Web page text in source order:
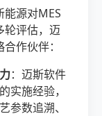
源对MES
轮评估，迈
作伙伴：
：迈斯软件
实施经验，
参数追溯、